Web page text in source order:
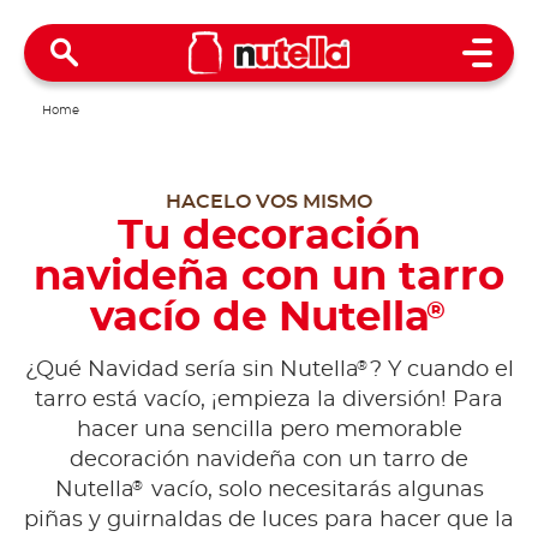
Open
Home
HACELO VOS MISMO
Tu decoración
navideña con un tarro
vacío de Nutella®
¿Qué Navidad sería sin Nutella®? Y cuando el
tarro está vacío, ¡empieza la diversión! Para
hacer una sencilla pero memorable
decoración navideña con un tarro de
Nutella®
vacío, solo necesitarás algunas
piñas y guirnaldas de luces para hacer que la